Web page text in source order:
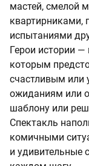
мастей, смелой
квартирниками,
испытаниями
Герои истории
которым
счастливым или
ожиданиям или
шаблону или
Спектакль
комичными
и удивительные